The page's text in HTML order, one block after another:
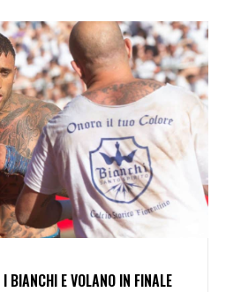
BIANCHI E VOLANO IN FINALE